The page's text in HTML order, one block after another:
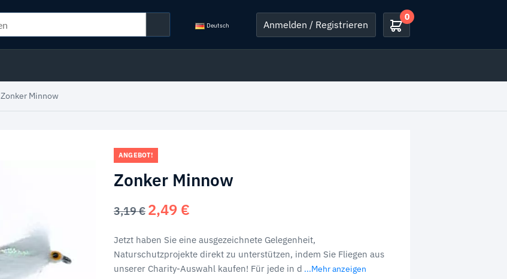
Deutsch Anmelden / Registrieren
0
Zonker Minnow
ANGEBOT!
Zonker Minnow
3,19€ Ursprünglicher
Preis
war:
3,19 €
2,49 €
2,49 €.
Jetzt haben Sie eine ausgezeichnete Gelegenheit,
Naturschutzprojekte direkt zu unterstützen, indem Sie Fliegen aus
unserer Charity-Auswahl kaufen! Für jede in d ...Mehr anzeigen